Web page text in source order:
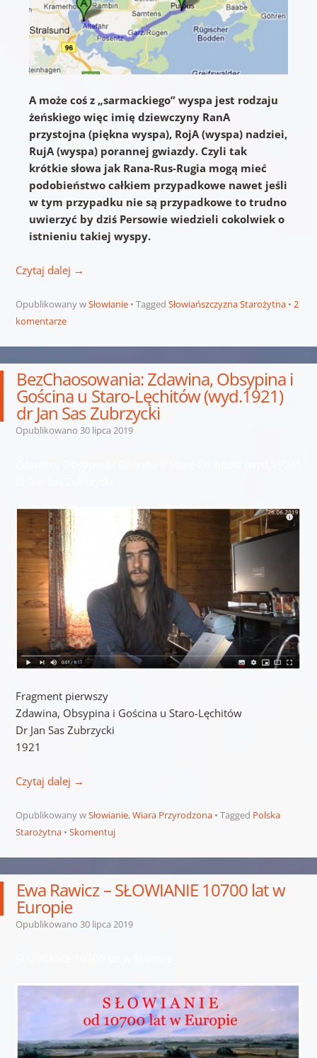
A może coś z „sarmackiego” wyspa jest rodzaju
żeńskiego więc imię dziewczyny RanA
przystojna (piękna wyspa), RojA (wyspa) nadziei,
RujA (wyspa) porannej gwiazdy. Czyli tak
krótkie słowa jak Rana-Rus-Rugia mogą mieć
podobieństwo całkiem przypadkowe nawet jeśli
w tym przypadku nie są przypadkowe to trudno
uwierzyć by dziś Persowie wiedzieli cokolwiek o
istnieniu takiej wyspy.
Czytaj dalej →
Opublikowany wSłowianie Tagged Słowiańszczyzna Starożytna
2
komentarze
BezChaosowania: Zdawina, Obsypina i
Gościna u Staro-Lęchitów (wyd.1921)
dr Jan Sas Zubrzycki
Opublikowano 30 lipca 2019
Fragment pierwszy
Zdawina, Obsypina i Gościna u Staro-Lęchitów
Dr Jan Sas Zubrzycki
1921
Czytaj dalej →
Opublikowany wSłowianie,Wiara Przyrodzona Tagged Polska
Starożytna
Skomentuj
Ewa Rawicz – SŁOWIANIE 10700 lat w
Europie
Opublikowano 30 lipca 2019